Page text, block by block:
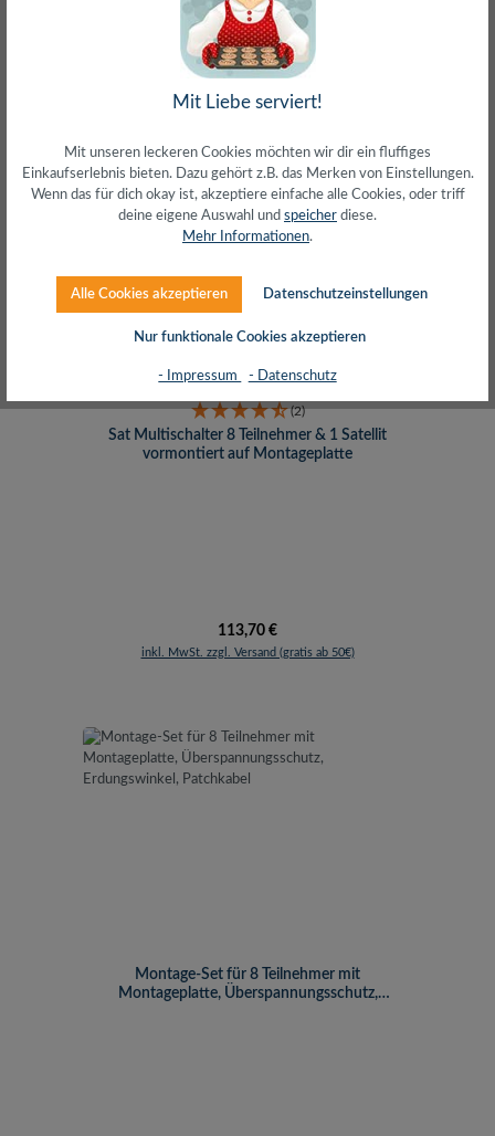
Regulärer Preis:
42,40 €
Nur 1 auf Lager!
(2)
Sat Multischalter 8 Teilnehmer & 1 Satellit
vormontiert auf Montageplatte
Regulärer Preis:
113,70 €
inkl. MwSt. zzgl. Versand (gratis ab 50€)
Montage-Set für 8 Teilnehmer mit
Montageplatte, Überspannungsschutz,
Mit Liebe serviert!
Mit unseren leckeren Cookies möchten wir dir ein fluffiges
Einkaufserlebnis bieten. Dazu gehört z.B. das Merken von Einstellungen.
Wenn das für dich okay ist, akzeptiere einfache alle Cookies, oder triff
deine eigene Auswahl und speicher diese.
Mehr Informationen.
Alle Cookies akzeptieren Datenschutzeinstellungen
Nur funktionale Cookies akzeptieren
- Impressum - Datenschutz